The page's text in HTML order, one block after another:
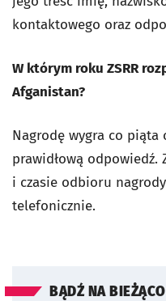
kontaktowego oraz
W którym roku ZSRR
Afganistan?
Nagrodę wygra co piąta
prawidłową odpowiedź.
i czasie odbioru
telefonicznie.
BĄDŹ NA